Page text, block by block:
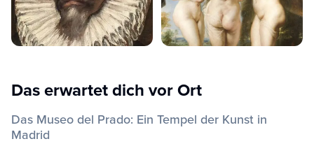
Das erwartet dich vor Ort
Das Museo del Prado: Ein Tempel der Kunst in
Madrid